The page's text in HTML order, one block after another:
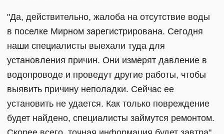
"Да, действительно, жалоба на отсутствие воды
в поселке Мирном зарегистрирована. Сегодня
наши специалисты выехали туда для
установления причин. Они измерят давление в
водопроводе и проведут другие работы, чтобы
выявить причину неполадки. Сейчас ее
установить не удается. Как только повреждение
будет найдено, специалисты займутся ремонтом.